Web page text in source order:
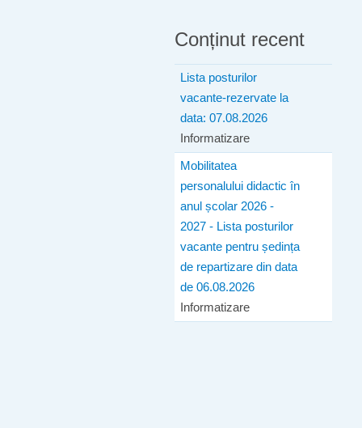
Conținut recent
Lista posturilor
vacante-rezervate la
data: 07.08.2026
Informatizare
Mobilitatea
personalului didactic în
anul școlar 2026 -
2027 - Lista posturilor
vacante pentru ședința
de repartizare din data
de 06.08.2026
Informatizare